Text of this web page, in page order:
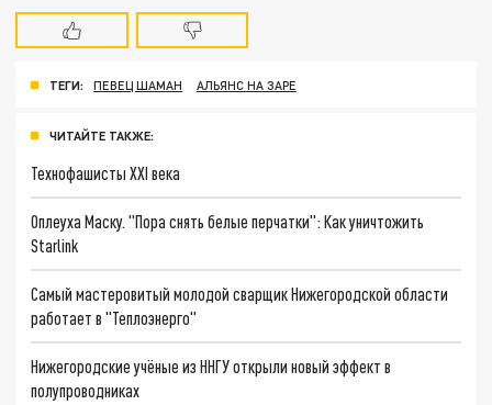
ТЕГИ: ПЕВЕЦ ШАМАН АЛЬЯНС НА ЗАРЕ
ЧИТАЙТЕ ТАКЖЕ:
Технофашисты XXI века
Оплеуха Маску. "Пора снять белые перчатки": Как уничтожить
Starlink
Самый мастеровитый молодой сварщик Нижегородской области
работает в "Теплоэнерго"
Нижегородские учёные из ННГУ открыли новый эффект в
полупроводниках